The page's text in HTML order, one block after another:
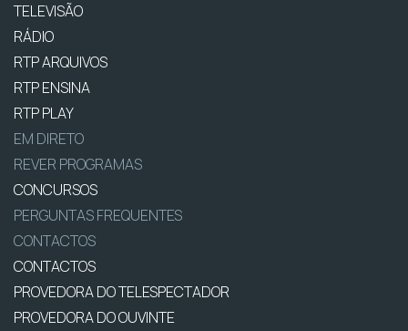
TELEVISÃO
RÁDIO
RTP ARQUIVOS
RTP ENSINA
RTP PLAY
EM DIRETO
REVER PROGRAMAS
CONCURSOS
PERGUNTAS FREQUENTES
CONTACTOS
CONTACTOS
PROVEDORA DO TELESPECTADOR
PROVEDORA DO OUVINTE